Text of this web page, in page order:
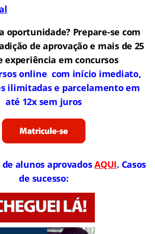
oportunidade? Prepare-se com
de aprovação e mais de 25
experiência em concursos
online com início imediato,
ilimitadas e parcelamento em
até 12x sem juros
alunos aprovadosAQUI. Casos
de sucesso: